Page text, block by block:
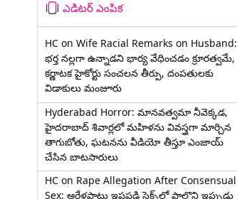
ఎడిటర్ ఎంపిక
HC on Wife Racial Remarks on Husband:
భర్త న‌ల్ల‌గా ఉన్నాడ‌ని భార్య వేధించ‌డం క్రూర‌త్వ‌మే,
కర్ణాటక హైకోర్టు సంచలన తీర్పు, దంపతులకు
విడాకులు మంజూరు
Hyderabad Horror: మానవత్వమా నీవెక్కడ,
హైదరాబాద్ శివార్లలో మహిళను వివస్త్రగా మార్చిన
తాగుబోతు, ఘటనను వీడియో తీస్తూ ఎంజాయ్
చేసిన బాటసారులు
HC on Rape Allegation After Consensual
Sex: ఆరేళ్లపాటు ఇష్టపడి సెక్స్‌లో పాల్గొని ఇప్పుడు